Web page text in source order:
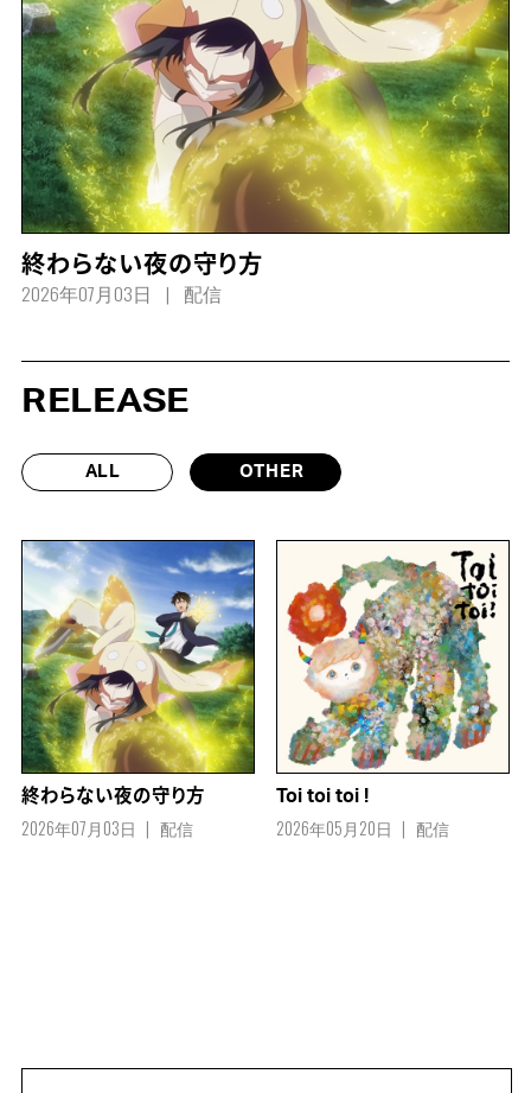
終わらない夜の守り方
2026年07月03日 配信
RELEASE
ALL OTHER
終わらない夜の守り方
2026年07月03日 配信
Toi toi toi !
2026年05月20日 配信